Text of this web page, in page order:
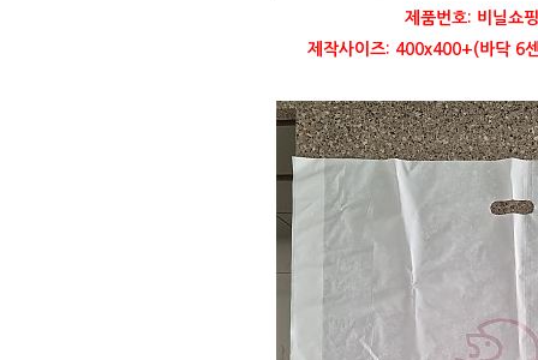
제품번호: 비닐쇼
제작사이즈: 400x400+(바닥 6